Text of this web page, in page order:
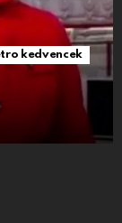
kedvencek